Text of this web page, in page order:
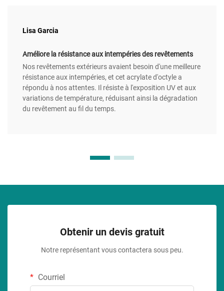
Lisa Garcia
Améliore la résistance aux intempéries des revêtements
Nos revêtements extérieurs avaient besoin d'une meilleure
résistance aux intempéries, et cet acrylate d'octyle a
répondu à nos attentes. Il résiste à l'exposition UV et aux
variations de température, réduisant ainsi la dégradation
du revêtement au fil du temps.
Obtenir un devis gratuit
Notre représentant vous contactera sous peu.
Courriel